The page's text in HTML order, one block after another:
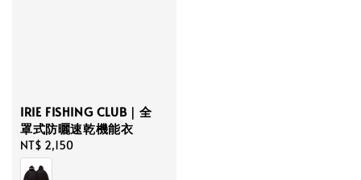
IRIE FISHING CLUB｜全
罩式防曬速乾機能衣
Regular
price
NT$ 2,150